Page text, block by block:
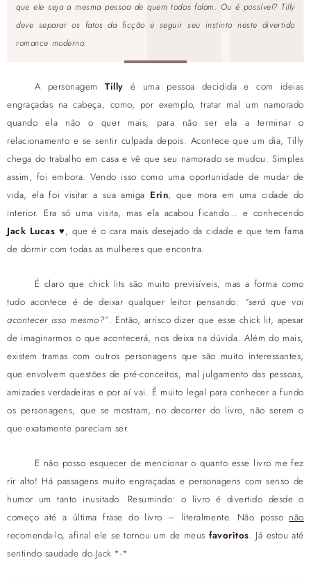
que ele seja a mesma pessoa de quem todos falam. Ou é possível? Tilly
deve separar os fatos da ficção e seguir seu instinto neste divertido
romance moderno.
A personagemTilly é uma pessoa decidida e com ideias
engraçadas na cabeça, como, por exemplo, tratar mal um namorado
quando ela não o quer mais, para não ser ela a terminar o
relacionamento e se sentir culpada depois. Acontece que um dia, Tilly
chega do trabalho em casa e vê que seu namorado se mudou. Simples
assim, foi embora. Vendo isso como uma oportunidade de mudar de
vida, ela foi visitar a sua amiga Erin, que mora em uma cidade do
interior. Era só uma visita, mas ela acabou ficando… e conhecendo
Jack Lucas ♥, que é o cara mais desejado da cidade e que tem fama
de dormir com todas as mulheres que encontra.
É claro que chick lits são muito previsíveis, mas a forma como
tudo acontece é de deixar qualquer leitor pensando: “será que vai
acontecer isso mesmo?”. Então, arrisco dizer que esse chick lit, apesar
de imaginarmos o que acontecerá, nos deixa na dúvida. Além do mais,
existem tramas com outros personagens que são muito interessantes,
que envolvem questões de pré-conceitos, mal julgamento das pessoas,
amizades verdadeiras e por aí vai. É muito legal para conhecer a fundo
os personagens, que se mostram, no decorrer do livro, não serem o
que exatamente pareciam ser.
E não posso esquecer de mencionar o quanto esse livro me fez
rir alto! Há passagens muito engraçadas e personagens com senso de
humor um tanto inusitado. Resumindo: o livro é divertido desde o
começo até a última frase do livro – literalmente. Não posso não
recomenda-lo, afinal ele se tornou um de meusfavoritos. Já estou até
sentindo saudade do Jack *-*